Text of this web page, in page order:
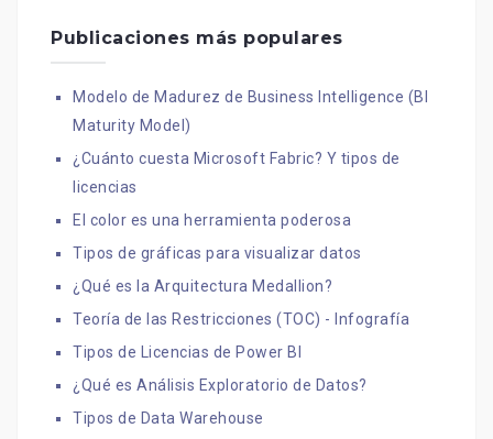
Publicaciones más populares
Modelo de Madurez de Business Intelligence (BI
Maturity Model)
¿Cuánto cuesta Microsoft Fabric? Y tipos de
licencias
El color es una herramienta poderosa
Tipos de gráficas para visualizar datos
¿Qué es la Arquitectura Medallion?
Teoría de las Restricciones (TOC) - Infografía
Tipos de Licencias de Power BI
¿Qué es Análisis Exploratorio de Datos?
Tipos de Data Warehouse